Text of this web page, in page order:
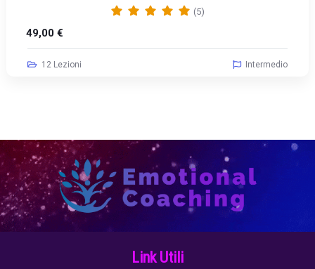
(5)
49,00 €
12 Lezioni Intermedio
Link Utili